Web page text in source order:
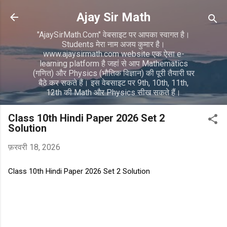
सीधे मुख्य सामग्री पर जाएं
Ajay Sir Math
"AjaySirMath.Com" वेबसाइट पर आपका स्वागत है।
Students मेरा नाम अजय कुमार है।
www.ajaysirmath.com website एक ऐसा e-
learning platform है जहां से आप Mathematics
(गणित) और Physics (भौतिक विज्ञान) की पूरी तैयारी घर
बैठे कर सकते हैं। इस वेबसाइट पर 9th, 10th, 11th,
12th की Math और Physics सीख सकते हैं।
Class 10th Hindi Paper 2026 Set 2
Solution
फ़रवरी 18, 2026
Class 10th Hindi Paper 2026 Set 2 Solution